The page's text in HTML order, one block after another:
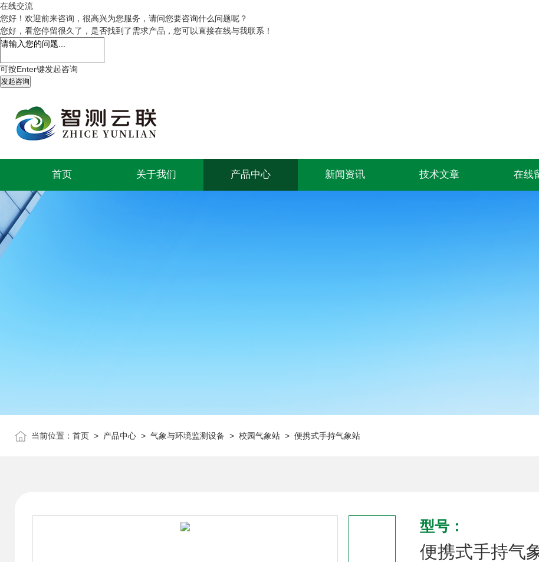
在线交流
您好！欢迎前来咨询，很高兴为您服务，请问您要咨询什么问题呢？
您好，看您停留很久了，是否找到了需求产品，您可以直接在线与我联系！
可按Enter键发起咨询
发起咨询
首页 关于我们 产品中心 新闻资讯 技术文章 在线
当前位置： 首页 > 产品中心 > 气象与环境监测设备 > 校园气象站 > 便携式手持气象站
型号：
便携式手持气